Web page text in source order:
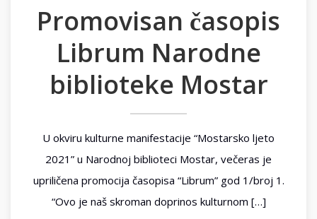
Promovisan časopis
Librum Narodne
biblioteke Mostar
U okviru kulturne manifestacije “Mostarsko ljeto
2021” u Narodnoj biblioteci Mostar, večeras je
upriličena promocija časopisa “Librum” god 1/broj 1.
“Ovo je naš skroman doprinos kulturnom […]